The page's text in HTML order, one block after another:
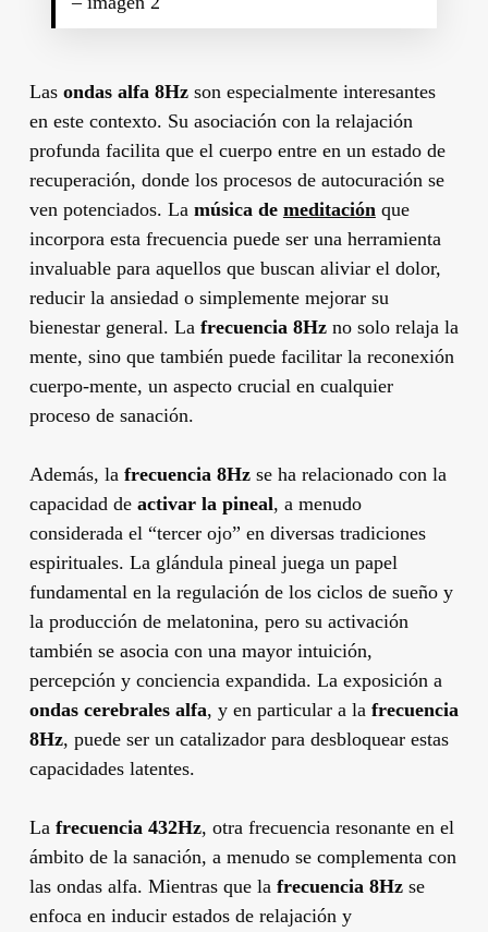
Las ondas alfa 8Hzson especialmente interesantes
en este contexto. Su asociación con la relajación
profunda facilita que el cuerpo entre en un estado de
recuperación, donde los procesos de autocuración se
ven potenciados. La música de meditación que
incorpora esta frecuencia puede ser una herramienta
invaluable para aquellos que buscan aliviar el dolor,
reducir la ansiedad o simplemente mejorar su
bienestar general. La frecuencia 8Hzno solo relaja la
mente, sino que también puede facilitar la reconexión
cuerpo-mente, un aspecto crucial en cualquier
proceso de sanación.
Además, la frecuencia 8Hzse ha relacionado con la
capacidad de activar la pineal, a menudo
considerada el “tercer ojo” en diversas tradiciones
espirituales. La glándula pineal juega un papel
fundamental en la regulación de los ciclos de sueño y
la producción de melatonina, pero su activación
también se asocia con una mayor intuición,
percepción y conciencia expandida. La exposición a
ondas cerebrales alfa, y en particular a la frecuencia
8Hz, puede ser un catalizador para desbloquear estas
capacidades latentes.
La frecuencia 432Hz, otra frecuencia resonante en el
ámbito de la sanación, a menudo se complementa con
las ondas alfa. Mientras que la frecuencia 8Hzse
enfoca en inducir estados de relajación y